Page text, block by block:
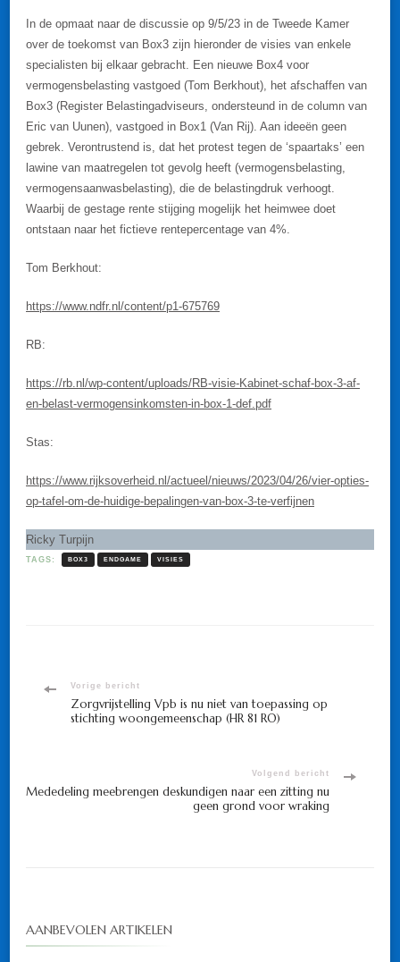
In de opmaat naar de discussie op 9/5/23 in de Tweede Kamer
over de toekomst van Box3 zijn hieronder de visies van enkele
specialisten bij elkaar gebracht. Een nieuwe Box4 voor
vermogensbelasting vastgoed (Tom Berkhout), het afschaffen van
Box3 (Register Belastingadviseurs, ondersteund in de column van
Eric van Uunen), vastgoed in Box1 (Van Rij). Aan ideeën geen
gebrek. Verontrustend is, dat het protest tegen de ‘spaartaks’ een
lawine van maatregelen tot gevolg heeft (vermogensbelasting,
vermogensaanwasbelasting), die de belastingdruk verhoogt.
Waarbij de gestage rente stijging mogelijk het heimwee doet
ontstaan naar het fictieve rentepercentage van 4%.
Tom Berkhout:
https://www.ndfr.nl/content/p1-675769
RB:
https://rb.nl/wp-content/uploads/RB-visie-Kabinet-schaf-box-3-af-
en-belast-vermogensinkomsten-in-box-1-def.pdf
Stas:
https://www.rijksoverheid.nl/actueel/nieuws/2023/04/26/vier-opties-
op-tafel-om-de-huidige-bepalingen-van-box-3-te-verfijnen
Ricky Turpijn
TAGS: BOX3 ENDGAME VISIES
Bericht
navigatie
Vorige bericht
Zorgvrijstelling Vpb is nu niet van toepassing op
stichting woongemeenschap (HR 81 RO)
Volgend bericht
Mededeling meebrengen deskundigen naar een zitting nu
geen grond voor wraking
AANBEVOLEN ARTIKELEN